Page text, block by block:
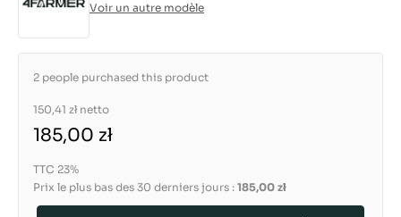
Voir un autre modèle
2 people purchased this product
150,41 zł netto
185,00 zł
TTC 23%
Prix le plus bas des 30 derniers jours : 185,00 zł